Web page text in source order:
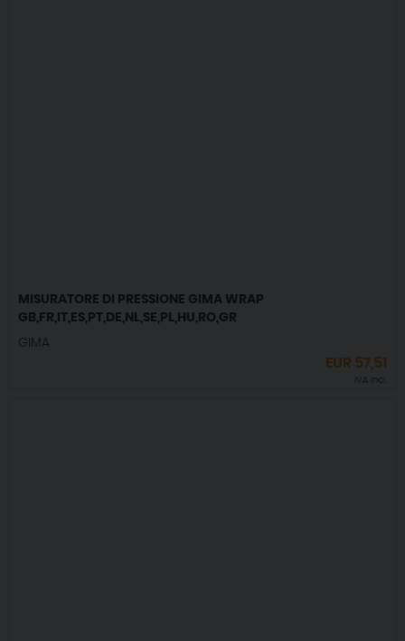
MISURATORE DI PRESSIONE GIMA WRAP
GB,FR,IT,ES,PT,DE,NL,SE,PL,HU,RO,GR
GIMA
EUR 57,51
IVA incl.